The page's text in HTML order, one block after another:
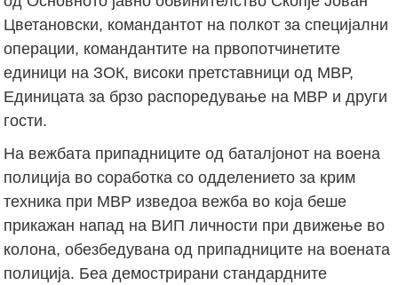
Цветановски, командантот на полкот за специјални
операции, командантите на првопотчинетите
единици на ЗОК, високи претставници од МВР,
Единицата за брзо распоредување на МВР и други
гости.
На вежбата припадниците од баталјонот на воена
полиција во соработка со одделението за крим
техника при МВР изведоа вежба во која беше
прикажан напад на ВИП личности при движење во
колона, обезбедувана од припадниците на воената
полиција. Беа демострирани стандардните